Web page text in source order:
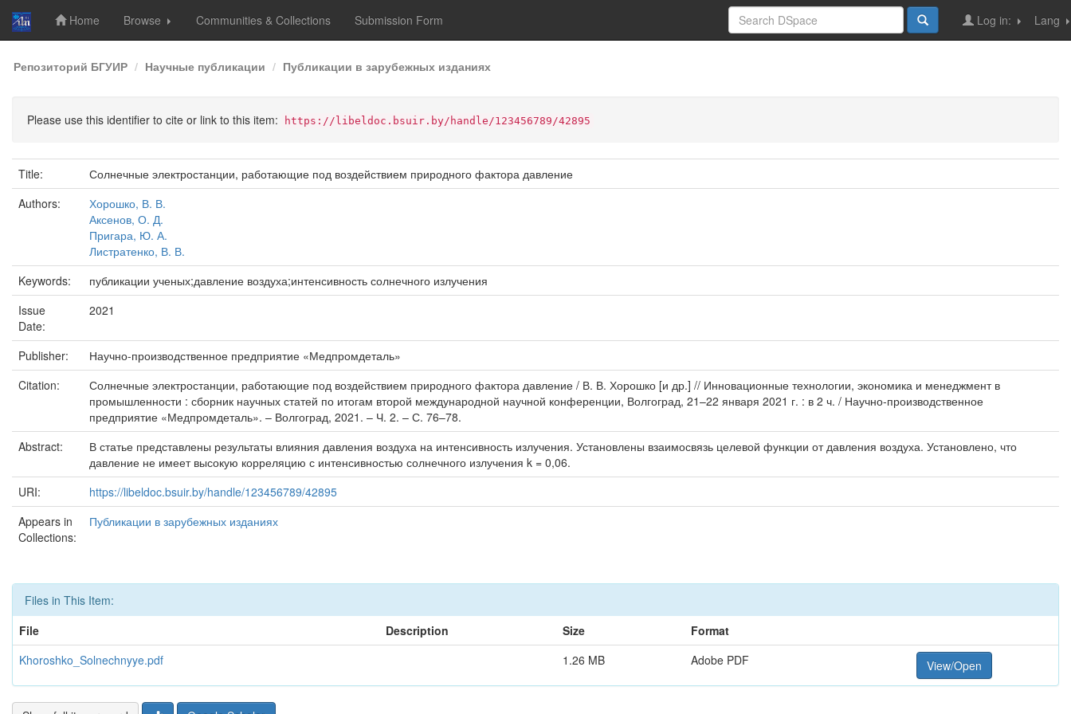
Skip
navigation
Home Browse Communities & Collections Submission Form Lang
Log in:
Репозиторий БГУИР Научные публикации Публикации в зарубежных изданиях
Please use this identifier to cite or link to this item: https://libeldoc.bsuir.by/handle/123456789/42895
Title:
Солнечные электростанции, работающие под воздействием природного фактора давление
Authors:
Хорошко, В. В.
Аксенов, О. Д.
Пригара, Ю. А.
Листратенко, В. В.
Keywords:
публикации ученых;давление воздуха;интенсивность солнечного излучения
Issue
Date:
2021
Publisher:
Научно-производственное предприятие «Медпромдеталь»
Citation:
Солнечные электростанции, работающие под воздействием природного фактора давление / В. В. Хорошко [и др.] // Инновационные технологии, экономика и менеджмент в
промышленности : сборник научных статей по итогам второй международной научной конференции, Волгоград, 21–22 января 2021 г. : в 2 ч. / Научно-производственное
предприятие «Медпромдеталь». – Волгоград, 2021. – Ч. 2. – С. 76–78.
Abstract:
В статье представлены результаты влияния давления воздуха на интенсивность излучения. Установлены взаимосвязь целевой функции от давления воздуха. Установлено, что
давление не имеет высокую корреляцию с интенсивностью солнечного излучения k = 0,06.
URI:
https://libeldoc.bsuir.by/handle/123456789/42895
Appears in
Collections:
Публикации в зарубежных изданиях
Files in This Item:
File
Description Size
Format
Khoroshko_Solnechnyye.pdf
1.26 MB Adobe PDF View/Open